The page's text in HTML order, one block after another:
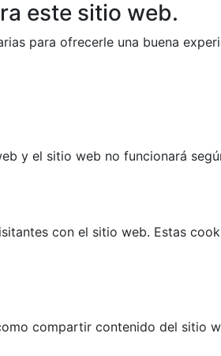
este sitio web.
para ofrecerle una buena
y el sitio web no funcionará
con el sitio web. Estas
compartir contenido del sitio